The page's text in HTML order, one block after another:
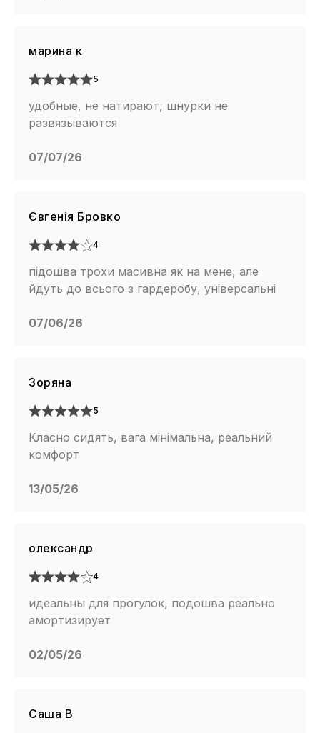
марина к
5
удобные, не натирают, шнурки не
развязываются
07/07/26
Євгенія Бровко
4
підошва трохи масивна як на мене, але
йдуть до всього з гардеробу, універсальні
07/06/26
Зоряна
5
Класно сидять, вага мінімальна, реальний
комфорт
13/05/26
олександр
4
идеальны для прогулок, подошва реально
амортизирует
02/05/26
Саша В